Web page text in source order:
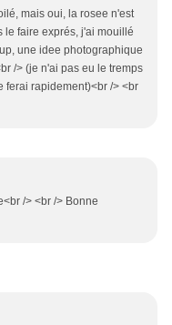
mais oui, la rosee n'est
le faire exprés, j'ai mouillé
une idee photographique
/> (je n'ai pas eu le tremps
ferai rapidement)<br /> <br
/> <br /> Bonne